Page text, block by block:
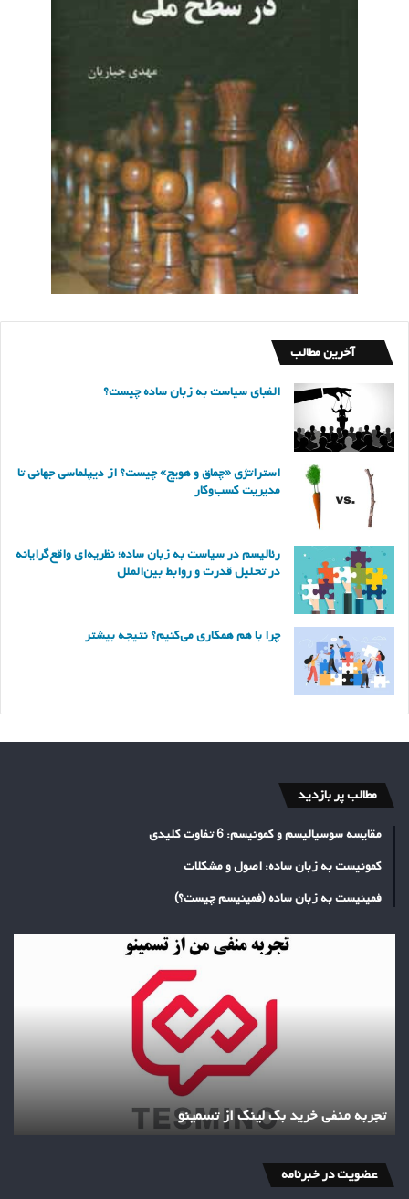
آخرین مطالب
الفبای سیاست به زبان ساده چیست؟
استراتژی «چماق و هویج» چیست؟ از دیپلماسی جهانی تا
مدیریت کسب‌وکار
رئالیسم در سیاست به زبان ساده؛ نظریه‌ای واقع‌گرایانه
در تحلیل قدرت و روابط بین‌الملل
چرا با هم همکاری می‌کنیم؟ نتیجه بیشتر
مطالب پر بازدید
مقایسه سوسیالیسم و کمونیسم: 6 تفاوت کلیدی
کمونیست به زبان ساده: اصول و مشکلات
فمینیست به زبان ساده (فمینیسم چیست؟)
تجربه منفی خرید بک لینک از تسمینو
عضویت در خبرنامه